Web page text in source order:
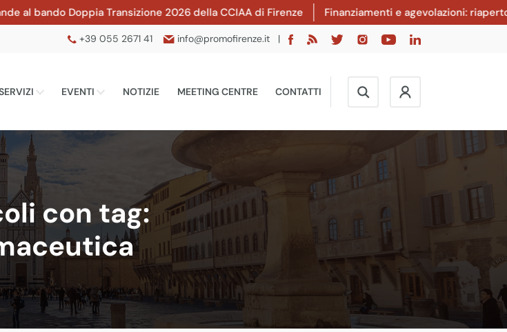
Doppia Transizione 2026 della CCIAA di Firenze Finanziamenti e agevolazioni: riaperto il
+39 055 2671 41 info@promofirenze.it |
EVENTI NOTIZIE MEETING CENTRE CONTATTI
con tag: